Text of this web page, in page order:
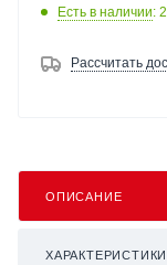
Есть в наличии:
Рассчитать
ОПИСАНИЕ
ХАРАКТЕРИСТИКИ